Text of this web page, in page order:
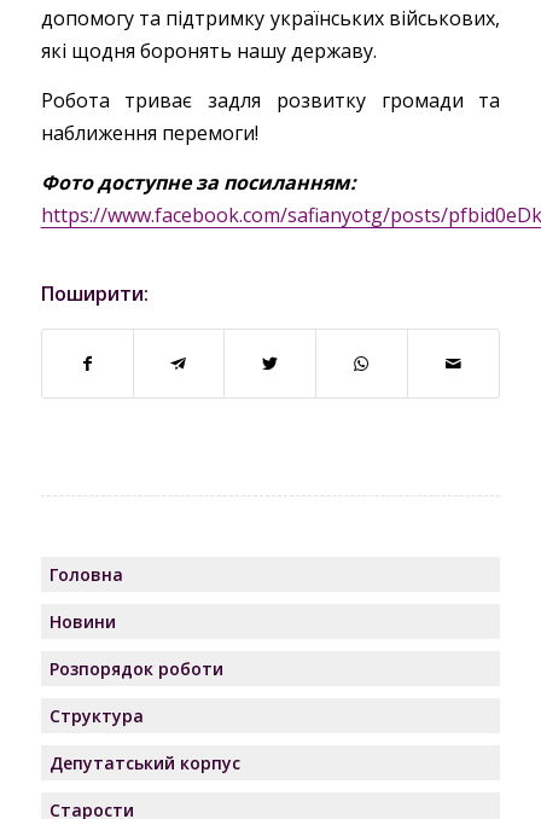
допомогу та підтримку українських військових,
які щодня боронять нашу державу.
Робота триває задля розвитку громади та
наближення перемоги!
Фото доступне за посиланням:
https://www.facebook.com/safianyotg/posts/
Поширити:
Головна
Новини
Розпорядок роботи
Структура
Депутатський корпус
Старости